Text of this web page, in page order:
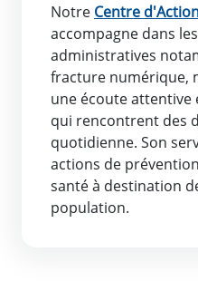
Notre Centre
accompagne dans
administratives
fracture numérique,
une écoute attentive
qui rencontrent des
quotidienne. Son
actions de
santé à destination
population.